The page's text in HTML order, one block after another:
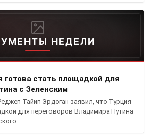
НЕДЕЛИ
готова стать площадкой для
с Зеленским
Тайип Эрдоган заявил, что Турция
для переговоров Владимира Путина